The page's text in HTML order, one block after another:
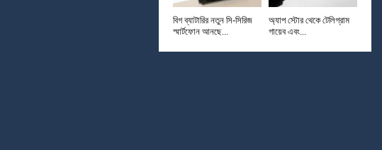
বিগ ব্যাটারির নতুন সি-সিরিজ
স্মার্টফোন আনছে...
অ্যাপ স্টোর থেকে টেলিগ্রাম
গায়েব এবং...